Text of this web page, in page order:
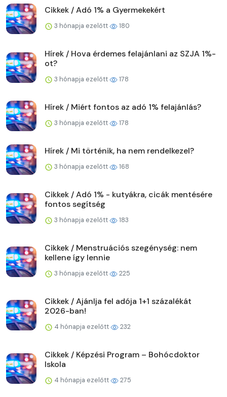
Cikkek / Adó 1% a Gyermekekért
3 hónapja ezelőtt 180
Hírek / Hova érdemes felajánlani az SZJA 1%-
ot?
3 hónapja ezelőtt 178
Hírek / Miért fontos az adó 1% felajánlás?
3 hónapja ezelőtt 178
Hírek / Mi történik, ha nem rendelkezel?
3 hónapja ezelőtt 168
Cikkek / Adó 1% - kutyákra, cicák mentésére
fontos segítség
3 hónapja ezelőtt 183
Cikkek / Menstruációs szegénység: nem
kellene így lennie
3 hónapja ezelőtt 225
Cikkek / Ajánlja fel adója 1+1 százalékát
2026-ban!
4 hónapja ezelőtt 232
Cikkek / Képzési Program – Bohócdoktor
Iskola
4 hónapja ezelőtt 275